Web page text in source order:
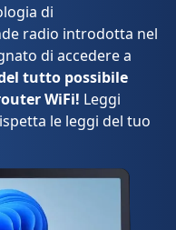
di
radio introdotta nel
di accedere a
tutto possibile
WiFi! Leggi
le leggi del tuo